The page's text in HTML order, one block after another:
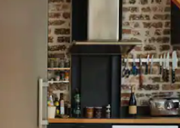
les parcourir ou en appuyant et en